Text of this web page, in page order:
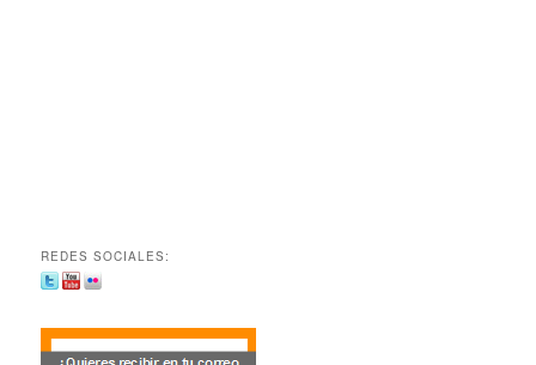
REDES SOCIALES: